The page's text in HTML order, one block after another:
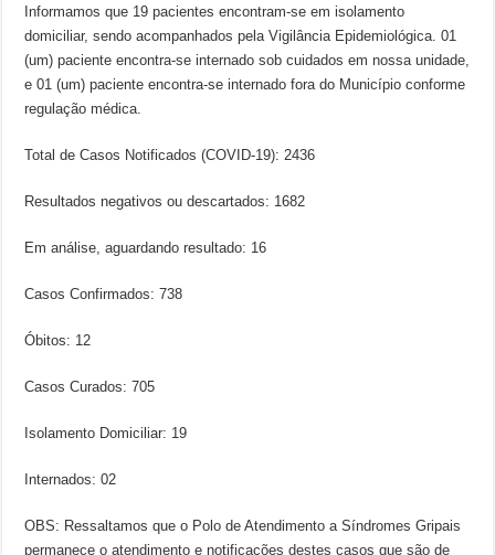
Informamos que 19 pacientes encontram-se em isolamento
domiciliar, sendo acompanhados pela Vigilância Epidemiológica. 01
(um) paciente encontra-se internado sob cuidados em nossa unidade,
e 01 (um) paciente encontra-se internado fora do Município conforme
regulação médica.
Total de Casos Notificados (COVID-19): 2436
Resultados negativos ou descartados: 1682
Em análise, aguardando resultado: 16
Casos Confirmados: 738
Óbitos: 12
Casos Curados: 705
Isolamento Domiciliar: 19
Internados: 02
OBS: Ressaltamos que o Polo de Atendimento a Síndromes Gripais
permanece o atendimento e notificações destes casos que são de